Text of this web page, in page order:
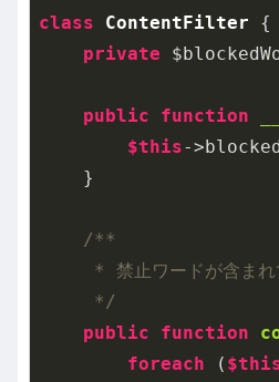
class ContentFilter
{
private
public function
$this-
    }
/**
* 禁止ワードが含まれ
     */
public
function
foreach (